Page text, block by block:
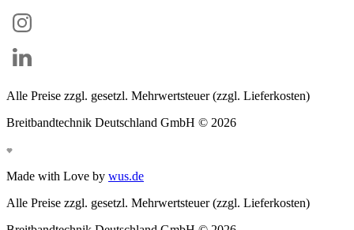
Alle Preise zzgl. gesetzl. Mehrwertsteuer (zzgl. Lieferkosten)
Breitbandtechnik Deutschland GmbH © 2026
Made with Love by wus.de
Alle Preise zzgl. gesetzl. Mehrwertsteuer (zzgl. Lieferkosten)